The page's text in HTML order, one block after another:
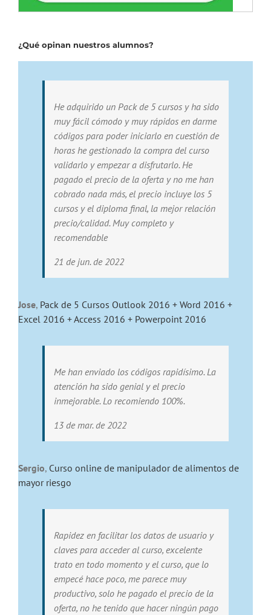
¿Qué opinan nuestros alumnos?
He adquirido un Pack de 5 cursos y ha sido
muy fácil cómodo y muy rápidos en darme
códigos para poder iniciarlo en cuestión de
horas he gestionado la compra del curso
validarlo y empezar a disfrutarlo. He
pagado el precio de la oferta y no me han
cobrado nada más, el precio incluye los 5
cursos y el diploma final, la mejor relación
precio/calidad. Muy completo y
recomendable
21 de jun. de 2022
Jose, Pack de 5 Cursos Outlook 2016 + Word 2016 +
Excel 2016 + Access 2016 + Powerpoint 2016
Me han enviado los códigos rapidísimo. La
atención ha sido genial y el precio
inmejorable. Lo recomiendo 100%.
13 de mar. de 2022
Sergio, Curso online de manipulador de alimentos de
mayor riesgo
Rapidez en facilitar los datos de usuario y
claves para acceder al curso, excelente
trato en todo momento y el curso, que lo
empecé hace poco, me parece muy
productivo, solo he pagado el precio de la
oferta, no he tenido que hacer ningún pago